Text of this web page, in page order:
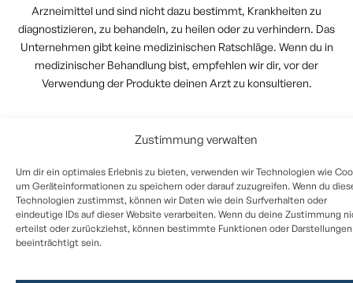
Zustimmung verwalten
Um dir ein optimales Erlebnis zu bieten, verwenden wir Technologien wie
um Geräteinformationen zu speichern oder darauf zuzugreifen. Wenn du
Technologien zustimmst, können wir Daten wie dein Surfverhalten oder
eindeutige IDs auf dieser Website verarbeiten. Wenn du deine Zustimmung
erteilst oder zurückziehst, können bestimmte Funktionen oder Darstellungen
beeinträchtigt sein.
Arzneimittel und sind nicht dazu bestimmt, Krankheiten zu
diagnostizieren, zu behandeln, zu heilen oder zu verhindern. Das
Unternehmen gibt keine medizinischen Ratschläge. Wenn du in
medizinischer Behandlung bist, empfehlen wir dir, vor der
Verwendung der Produkte deinen Arzt zu konsultieren.